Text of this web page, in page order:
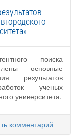
поиска
основные
результатов
ученых
университета.
комментарий